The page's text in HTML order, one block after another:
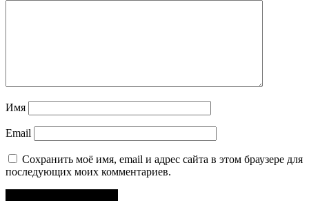
Имя
Email
Сохранить моё имя, email и адрес сайта в этом браузере для
последующих моих комментариев.